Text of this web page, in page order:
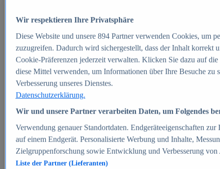
Zum Report
E-commerce
Beliebte Statistiken
Aktuelle Statistiken
E-Commerce - Entwicklung des Umsatzes in
Deutschland 1999-2025
Umsatz von Amazon in Deutschland und weltweit
2010-2025
B2C-E-Commerce: Top-50 Online Shops in
Deutschland 2024
Marktanteile von Online-Zahlungsverfahren in
Deutschland 2024
Umsatzstarke Warengruppen im Online-Handel in
Deutschland 2023-2025
Wir respektieren Ihre Privatsphäre
Diese Website und unsere 894Partner verwenden Cookies, um
zuzugreifen. Dadurch wird sichergestellt, dass der Inhalt korrekt
Cookie-Präferenzen jederzeit verwalten. Klicken Sie dazu auf
diese Mittel verwenden, um Informationen über Ihre Besuche
Verbesserung unseres Dienstes.
Datenschutzerklärung.
Wir und unsere Partner verarbeiten Daten, um Folgendes
Verwendung genauer Standortdaten. Endgeräteeigenschaften
auf einem Endgerät. Personalisierte Werbung und Inhalte,
Zielgruppenforschung sowie Entwicklung und Verbesserung von
Liste der Partner (Lieferanten)